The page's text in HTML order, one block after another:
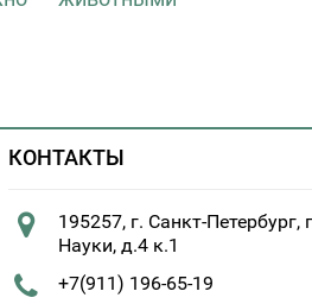
КОНТАКТЫ
195257, г. Санкт-Петербург,
Науки, д.4 к.1
+7(911) 196-65-19